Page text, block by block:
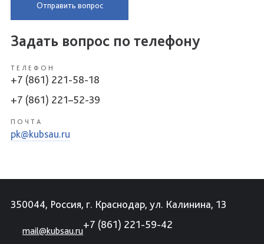
Отправить вопрос
Задать вопрос по телефону
ТЕЛЕФОН
+7 (861) 221-58-18
+7 (861) 221–52-39
ПОЧТА
pk@kubsau.ru
350044, Россия, г. Краснодар, ул. Калинина, 13
mail@kubsau.ru
+7 (861) 221-59-42